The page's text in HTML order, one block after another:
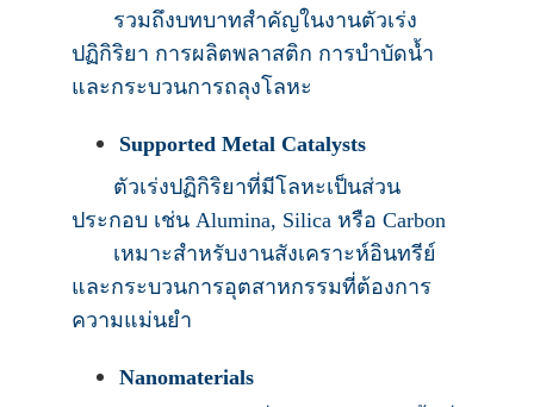
รวมถึงบทบาทสำคัญในงานตัวเร่ง
ปฏิกิริยา การผลิตพลาสติก การบำบัดน้ำ
และกระบวนการถลุงโลหะ
Supported Metal Catalysts
ตัวเร่งปฏิกิริยาที่มีโลหะเป็นส่วน
ประกอบ เช่น Alumina, Silica หรือ Carbon
เหมาะสำหรับงานสังเคราะห์อินทรีย์
และกระบวนการอุตสาหกรรมที่ต้องการ
ความแม่นยำ
Nanomaterials